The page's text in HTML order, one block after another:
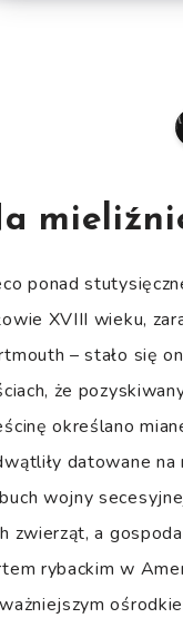
ponad
XVIII wieku,
– stało się
że
określano
datowane
wojny
zwierząt, a
rybackim w